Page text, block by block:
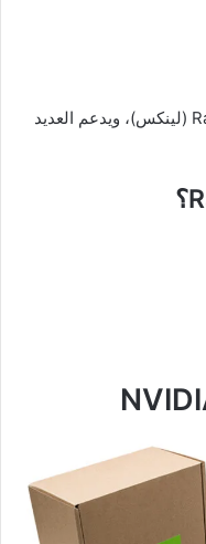
يعمل عادة بنظام Raspberry Pi OS (لينكس)، ويدعم العديد